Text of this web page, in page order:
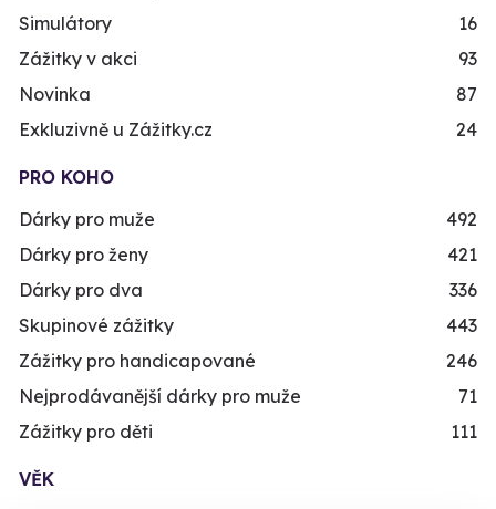
Simulátory
16
Zážitky v akci
93
Novinka
87
Exkluzivně u Zážitky.cz
24
PRO KOHO
Dárky pro muže
492
Dárky pro ženy
421
Dárky pro dva
336
Skupinové zážitky
443
Zážitky pro handicapované
246
Nejprodávanější dárky pro muže
71
Zážitky pro děti
111
VĚK